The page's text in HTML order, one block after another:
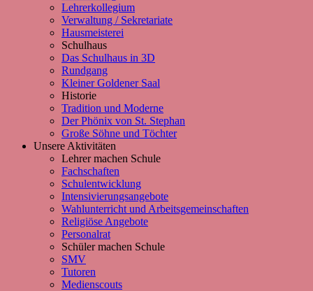
Lehrerkollegium
Verwaltung / Sekretariate
Hausmeisterei
Schulhaus
Das Schulhaus in 3D
Rundgang
Kleiner Goldener Saal
Historie
Tradition und Moderne
Der Phönix von St. Stephan
Große Söhne und Töchter
Unsere Aktivitäten
Lehrer machen Schule
Fachschaften
Schulentwicklung
Intensivierungsangebote
Wahlunterricht und Arbeitsgemeinschaften
Religiöse Angebote
Personalrat
Schüler machen Schule
SMV
Tutoren
Medienscouts